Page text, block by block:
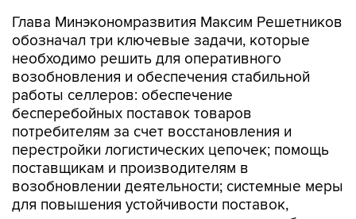
необходимо решить для оперативного
возобновления и обеспечения стабильной
работы селлеров: обеспечение
бесперебойных поставок товаров
потребителям за счет восстановления и
перестройки логистических цепочек; помощь
поставщикам и производителям в
возобновлении деятельности; системные меры
для повышения устойчивости поставок,
увеличения товарных запасов, роста гибкости
и оперативности доставки.